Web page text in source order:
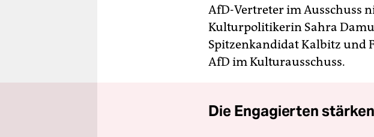
AfD-Vertreter im Ausschuss
Kulturpolitikerin Sahra
Spitzenkandidat Kalbitz und
AfD im Kulturausschuss.
Die Engagierten stärken